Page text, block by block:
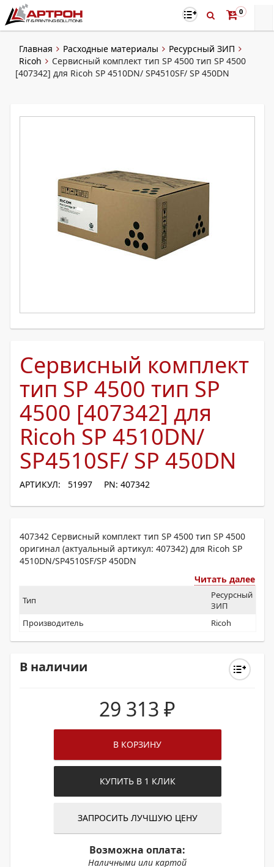
0
Главная Расходные материалы
Ресурсный ЗИП
Ricoh
Сервисный комплект тип SP 4500 тип SP 4500
[407342] для Ricoh SP 4510DN/ SP4510SF/ SP 450DN
Сервисный комплект
тип SP 4500 тип SP
4500 [407342] для
Ricoh SP 4510DN/
SP4510SF/ SP 450DN
АРТИКУЛ: 51997 PN: 407342
407342 Сервисный комплект тип SP 4500 тип SP 4500
оригинал (актуальный артикул: 407342) для Ricoh SP
4510DN/SP4510SF/SP 450DN
Читать далее
Тип
Ресурсный
ЗИП
Производитель
Ricoh
В наличии
29 313 ₽
В КОРЗИНУ
КУПИТЬ В 1 КЛИК
ЗАПРОСИТЬ ЛУЧШУЮ ЦЕНУ
Возможна оплата:
Наличными или картой